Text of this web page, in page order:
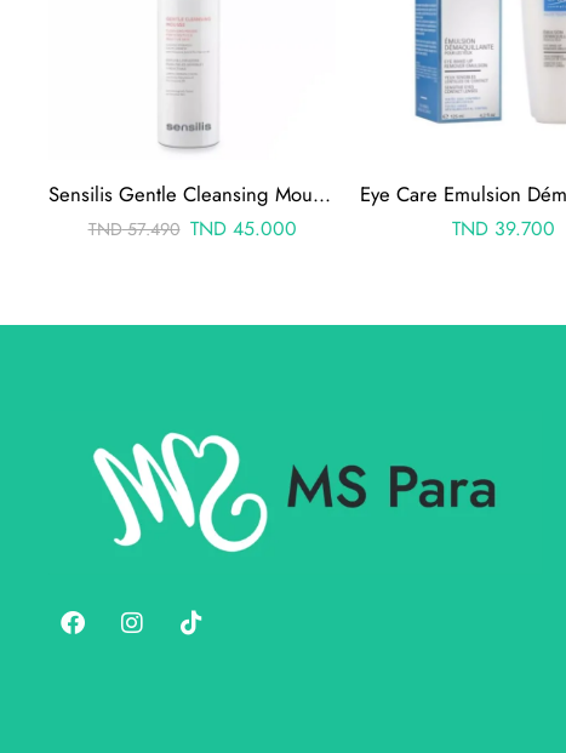
Sensilis Gentle Cleansing Mousse 200ML
TND57.490 TND45.000 TND 39.700